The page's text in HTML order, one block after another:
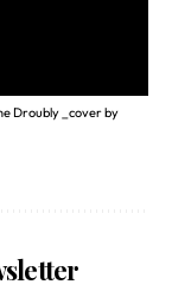
Droubly _cover by